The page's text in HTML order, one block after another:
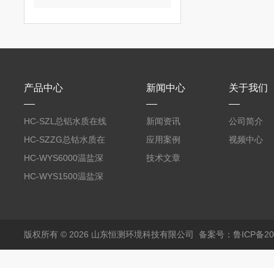
产品中心
HC-SZL总铝水质在线
分析仪
HC-SZZG总钴水质在
线分析仪
HC-WYS6000温盐深
分析仪
HC-WYS1500温盐深
新闻中心
新闻资讯
应用案例
技术文章
关于我们
公司简介
视频中心
版权所有 © 2026 山东恒测环境科技有限公司 备案号：鲁ICP备